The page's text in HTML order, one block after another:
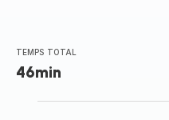
TEMPS TOTAL
46min